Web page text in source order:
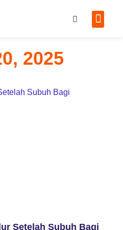
2025
Setelah Subuh Bagi